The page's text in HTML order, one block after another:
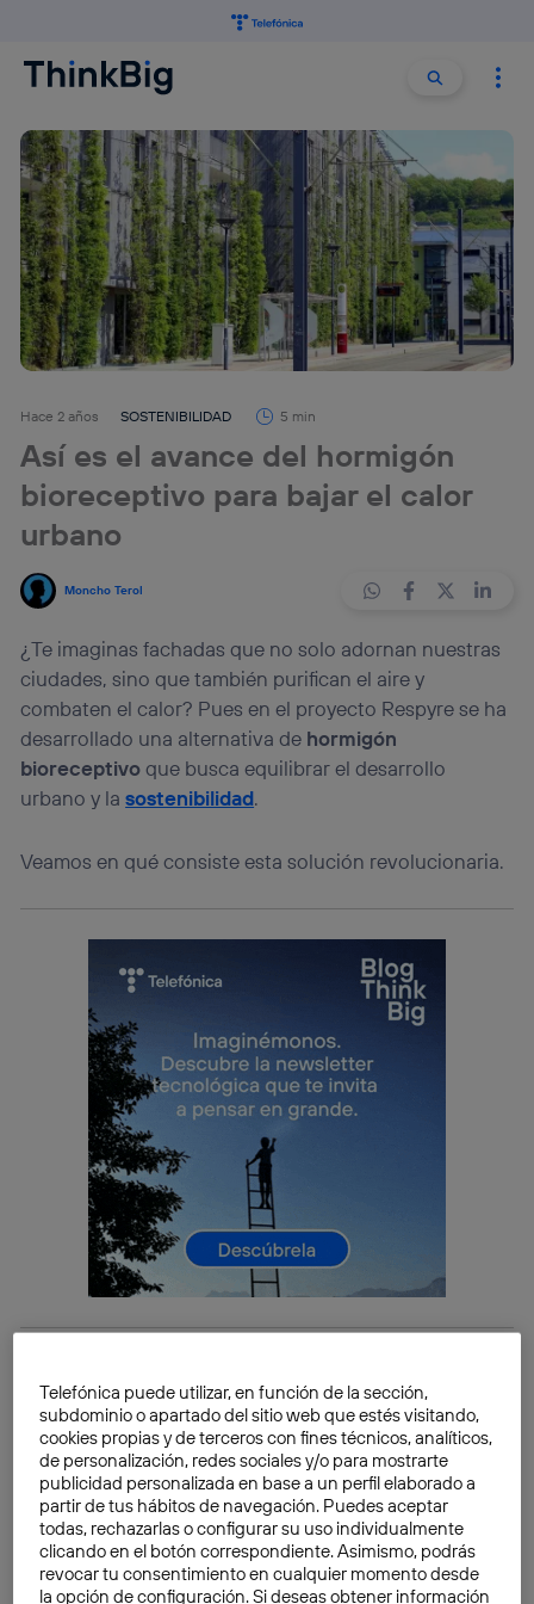
Buscar
Hace 2 años SOSTENIBILIDAD 5 min
Así es el avance del hormigón
bioreceptivo para bajar el calor
urbano
Moncho Terol
¿Te imaginas fachadas que no solo adornan nuestras
ciudades, sino que también purifican el aire y
combaten el calor? Pues en el proyecto Respyre se ha
desarrollado una alternativa de hormigón
bioreceptivoque busca equilibrar el desarrollo
urbano y lasostenibilidad.
Veamos en qué consiste esta solución revolucionaria.
ayuda a las ciudades?
Elhormigóntradicional ha sido durante décadas un
pilar fundamental en el desarrollo de las ciudades. No
obstante, su uso conlleva unalto costo ambiental
Por ejemplo:
Telefónica puede utilizar, en función de la sección,
subdominio o apartado del sitio web que estés visitando,
cookies propias y de terceros con fines técnicos, analíticos,
de personalización, redes sociales y/o para mostrarte
publicidad personalizada en base a un perfil elaborado a
partir de tus hábitos de navegación. Puedes aceptar
todas, rechazarlas o configurar su uso individualmente
clicando en el botón correspondiente. Asimismo, podrás
revocar tu consentimiento en cualquier momento desde
la opción de configuración. Si deseas obtener información